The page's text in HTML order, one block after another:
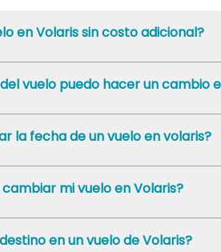
en Volaris sin costo adicional?
vuelo puedo hacer un cambio
la fecha de un vuelo en volaris?
mi vuelo en Volaris?
en un vuelo de Volaris?